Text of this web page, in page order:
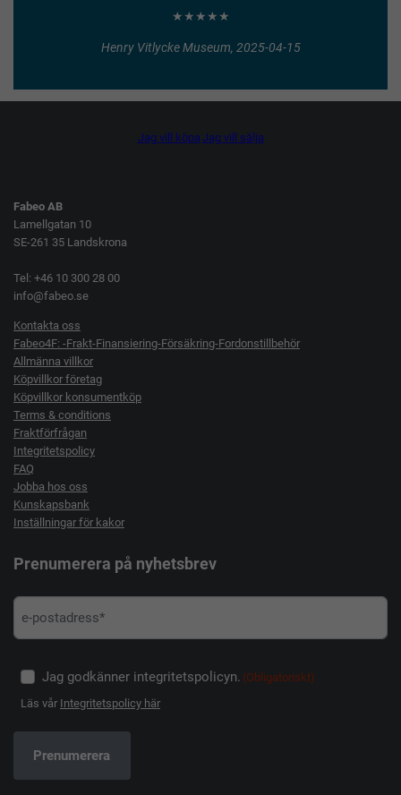
★★★★★
Henry Vitlycke Museum, 2025-04-15
Jag vill köpa Jag vill sälja
Fabeo AB
Lamellgatan 10
SE-261 35 Landskrona
Tel: +46 10 300 28 00
info@fabeo.se
Kontakta oss
Fabeo4F: -Frakt-Finansiering-Försäkring-Fordonstillbehör
Allmänna villkor
Köpvillkor företag
Köpvillkor konsumentköp
Terms & conditions
Fraktförfrågan
Integritetspolicy
FAQ
Jobba hos oss
Kunskapsbank
Inställningar för kakor
Prenumerera på nyhetsbrev
Jag godkänner integritetspolicyn. (Obligatoriskt)
Läs vår Integritetspolicy här